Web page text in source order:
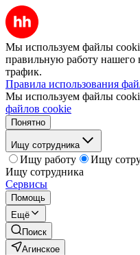
Мы используем файлы
правильную работу нашего
трафик.
Правила использования
Мы используем файлы
файлов cookie
Понятно
Ищу сотрудника
Ищу работу
Ищу
Ищу сотрудника
Сервисы
Помощь
Ещё
Поиск
Агинское